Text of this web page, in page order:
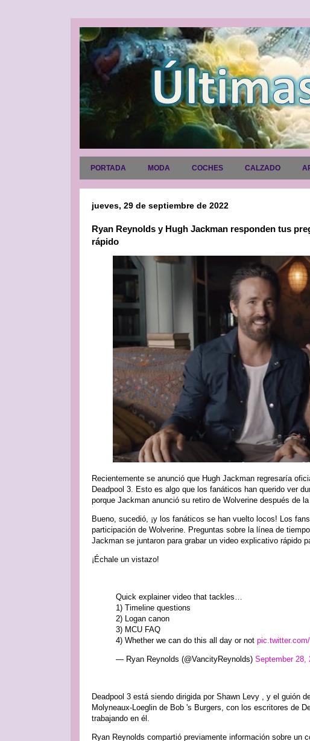
PORTADA MODA COCHES CALZADO
jueves, 29 de septiembre de 2022
Ryan Reynolds y Hugh Jackman responden tus
rápido
Recientemente se anunció que Hugh Jackman regresaría
Deadpool 3. Esto es algo que los fanáticos han querido ver
porque Jackman anunció su retiro de Wolverine después de
Bueno, sucedió, ¡y los fanáticos se han vuelto locos! Los
participación de Wolverine. Preguntas sobre la línea de
Jackman se juntaron para grabar un video explicativo rápido
¡Échale un vistazo!
Quick explainer video that tackles…
1) Timeline questions
2) Logan canon
3) MCU FAQ
4) Whether we can do this all day or not
— Ryan Reynolds (@VancityReynolds) September 28,
Deadpool 3 está siendo dirigida por Shawn Levy , y el guión
Molyneaux-Loeglin de Bob 's Burgers, con los escritores de
trabajando en él.
Ryan Reynolds compartió previamente información sobre un